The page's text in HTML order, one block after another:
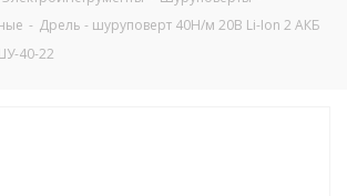
- Дрель - шуруповерт 40Н/м 20В Li-Ion 2 АКБ
40-22